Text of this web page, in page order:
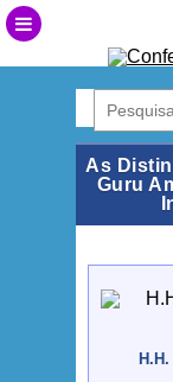
As
Guru